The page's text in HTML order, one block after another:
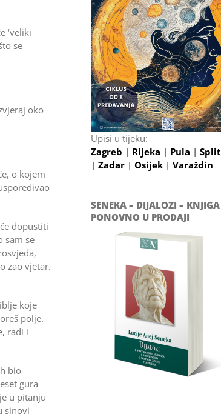
‘veliki
se
oko
o kojem
dopustiti
sam se
zao vjetar.
koje
polje.
radi i
bio
gura
u pitanju
sinovi
Upisi u tijeku:
Zagreb | Rijeka | Pula | Split
| Zadar | Osijek | Varaždin
SENEKA – DIJALOZI – KNJIGA
PONOVNO U PRODAJI